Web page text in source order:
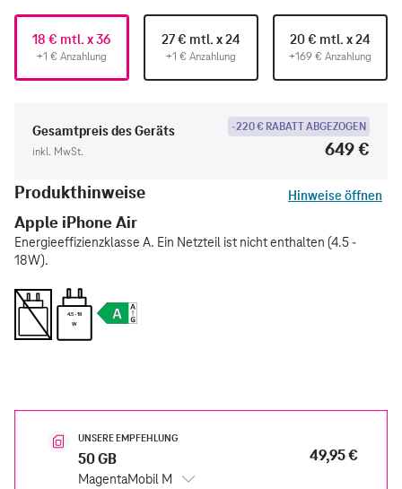
18 € mtl. x 36
+1 € Anzahlung
27 € mtl. x 24
+1 € Anzahlung
20 € mtl. x 24
+169 € Anzahlung
Gesamtpreis des Geräts
inkl. MwSt.
-220 € RABATT ABGEZOGEN
649 €
Produkthinweise
Hinweise öffnen
Apple iPhone Air
Energieeffizienzklasse A. Ein Netzteil ist nicht enthalten (4.5 -
18W).
4.5 - 18
W
UNSERE EMPFEHLUNG
50 GB
MagentaMobil M
49,95 €